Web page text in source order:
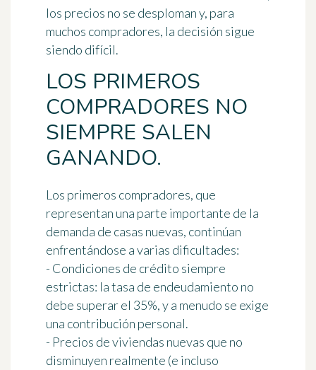
los precios no se desploman y, para
muchos compradores, la decisión sigue
siendo difícil.
LOS PRIMEROS
COMPRADORES NO
SIEMPRE SALEN
GANANDO.
Los primeros compradores, que
representan una parte importante de la
demanda de casas nuevas, continúan
enfrentándose a varias dificultades:
- Condiciones de crédito siempre
estrictas: la tasa de endeudamiento no
debe superar el 35%, y a menudo se exige
una contribución personal.
- Precios de viviendas nuevas que no
disminuyen realmente (e incluso